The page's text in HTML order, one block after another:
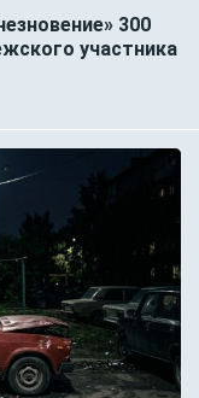
300
участника